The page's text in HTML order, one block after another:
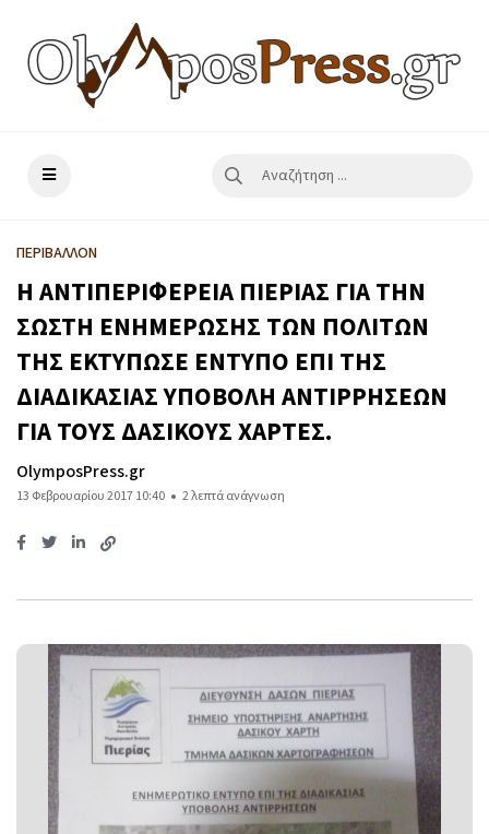
ΠΕΡΙΒΑΛΛΟΝ
Η ΑΝΤΙΠΕΡΙΦΕΡΕΙΑ ΠΙΕΡΙΑΣ ΓΙΑ ΤΗΝ
ΣΩΣΤΗ ΕΝΗΜΕΡΩΣΗΣ ΤΩΝ ΠΟΛΙΤΩΝ
ΤΗΣ ΕΚΤΥΠΩΣΕ ΕΝΤΥΠΟ ΕΠΙ ΤΗΣ
ΔΙΑΔΙΚΑΣΙΑΣ ΥΠΟΒΟΛΗ ΑΝΤΙΡΡΗΣΕΩΝ
ΓΙΑ ΤΟΥΣ ΔΑΣΙΚΟΥΣ ΧΑΡΤΕΣ.
OlymposPress.gr
13 Φεβρουαρίου 2017 10:40 2 λεπτά ανάγνωση